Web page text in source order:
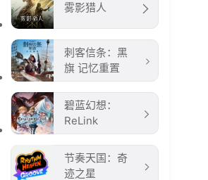
雾影猎人
刺客信条：黑
旗 记忆重置
碧蓝幻想：
ReLink
节奏天国：奇
迹之星